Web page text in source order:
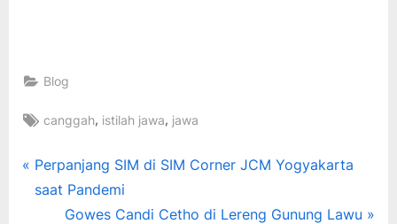
Blog
Tags:
canggah, istilah jawa, jawa
Post
navigation
P
r
Perpanjang SIM di SIM Corner JCM Yogyakarta
saat Pandemi
N
Gowes Candi Cetho di Lereng Gunung Lawu